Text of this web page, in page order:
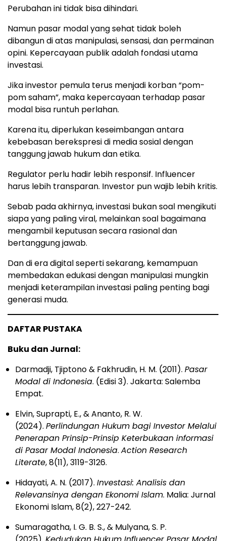
Perubahan ini tidak bisa dihindari.
Namun pasar modal yang sehat tidak boleh
dibangun di atas manipulasi, sensasi, dan permainan
opini. Kepercayaan publik adalah fondasi utama
investasi.
Jika investor pemula terus menjadi korban “pom-
pom saham”, maka kepercayaan terhadap pasar
modal bisa runtuh perlahan.
Karena itu, diperlukan keseimbangan antara
kebebasan berekspresi di media sosial dengan
tanggung jawab hukum dan etika.
Regulator perlu hadir lebih responsif. Influencer
harus lebih transparan. Investor pun wajib lebih kritis.
Sebab pada akhirnya, investasi bukan soal mengikuti
siapa yang paling viral, melainkan soal bagaimana
mengambil keputusan secara rasional dan
bertanggung jawab.
Dan di era digital seperti sekarang, kemampuan
membedakan edukasi dengan manipulasi mungkin
menjadi keterampilan investasi paling penting bagi
generasi muda.
DAFTAR PUSTAKA
Buku dan Jurnal:
Darmadji, Tjiptono & Fakhrudin, H. M. (2011). Pasar
Modal di Indonesia. (Edisi 3). Jakarta: Salemba
Empat.
Elvin, Suprapti, E., & Ananto, R. W.
(2024). Perlindungan Hukum bagi Investor Melalui
Penerapan Prinsip-Prinsip Keterbukaan informasi
di Pasar Modal Indonesia. Action Research
Literate, 8(11), 3119-3126.
Hidayati, A. N. (2017). Investasi: Analisis dan
Relevansinya dengan Ekonomi Islam. Malia: Jurnal
Ekonomi Islam, 8(2), 227-242.
Sumaragatha, I. G. B. S., & Mulyana, S. P.